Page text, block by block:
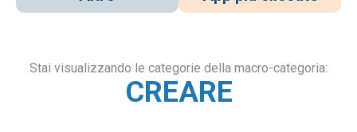
Stai visualizzando le categorie della macro-categoria:
CREARE